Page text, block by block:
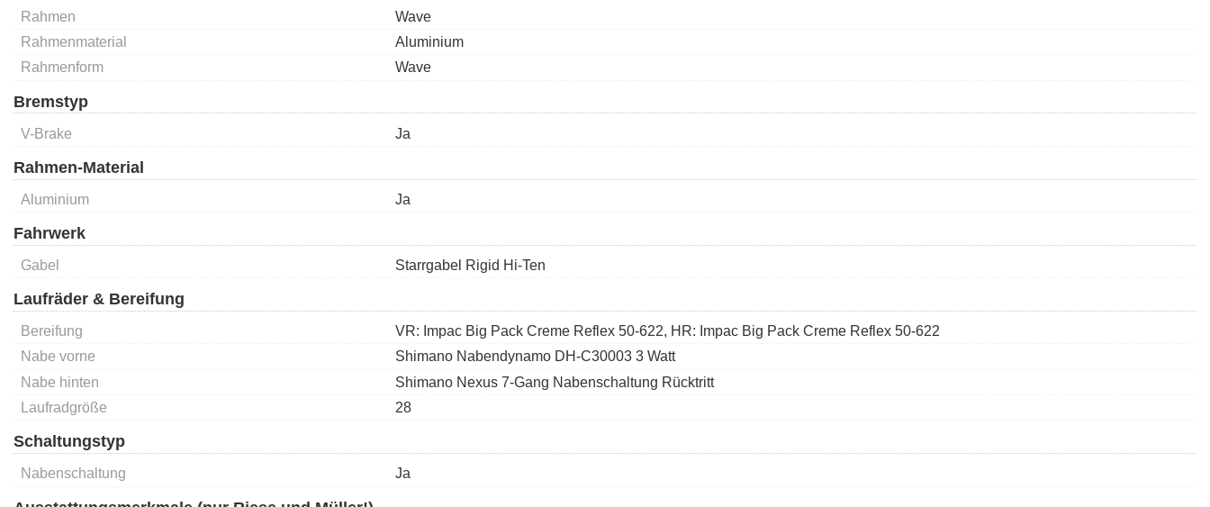
Rahmen
Wave
Rahmenmaterial
Aluminium
Rahmenform
Wave
Bremstyp
V-Brake Ja
Rahmen-Material
Aluminium Ja
Fahrwerk
Gabel Starrgabel Rigid Hi-Ten
Laufräder & Bereifung
Bereifung
VR: Impac Big Pack Creme Reflex 50-622, HR: Impac Big Pack Creme Reflex 50-622
Nabe vorne
Shimano Nabendynamo DH-C30003 3 Watt
Nabe hinten
Shimano Nexus 7-Gang Nabenschaltung Rücktritt
Laufradgröße
28
Schaltungstyp
Nabenschaltung Ja